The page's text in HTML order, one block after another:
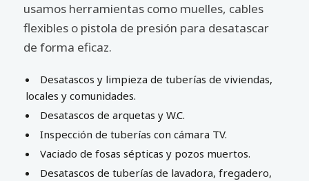
usamos herramientas como muelles, cables
flexibles o pistola de presión para desatascar
de forma eficaz.
Desatascos y limpieza de tuberías de viviendas,
locales y comunidades.
Desatascos de arquetas y W.C.
Inspección de tuberías con cámara TV.
Vaciado de fosas sépticas y pozos muertos.
Desatascos de tuberías de lavadora, fregadero,